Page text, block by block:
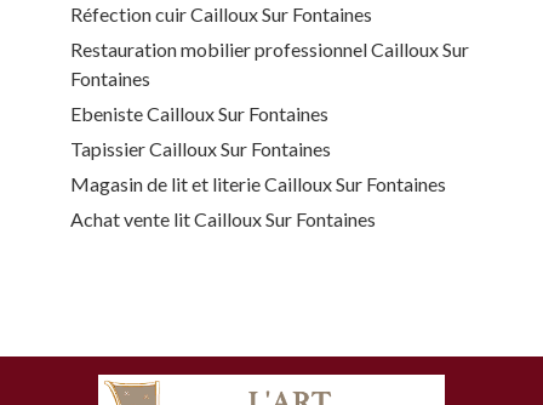
Réfection cuir Cailloux Sur Fontaines
Restauration mobilier professionnel Cailloux Sur
Fontaines
Ebeniste Cailloux Sur Fontaines
Tapissier Cailloux Sur Fontaines
Magasin de lit et literie Cailloux Sur Fontaines
Achat vente lit Cailloux Sur Fontaines